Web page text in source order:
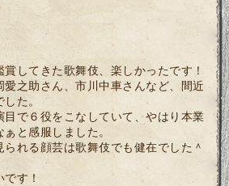
してきた歌舞伎、楽しかったです！
之助さん、市川中車さんなど、間近
た。
で６役をこなしていて、やはり本業
と感服しました。
れる顔芸は歌舞伎でも健在でした＾
す！